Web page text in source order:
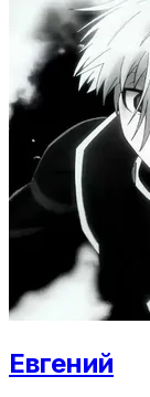
Евгений